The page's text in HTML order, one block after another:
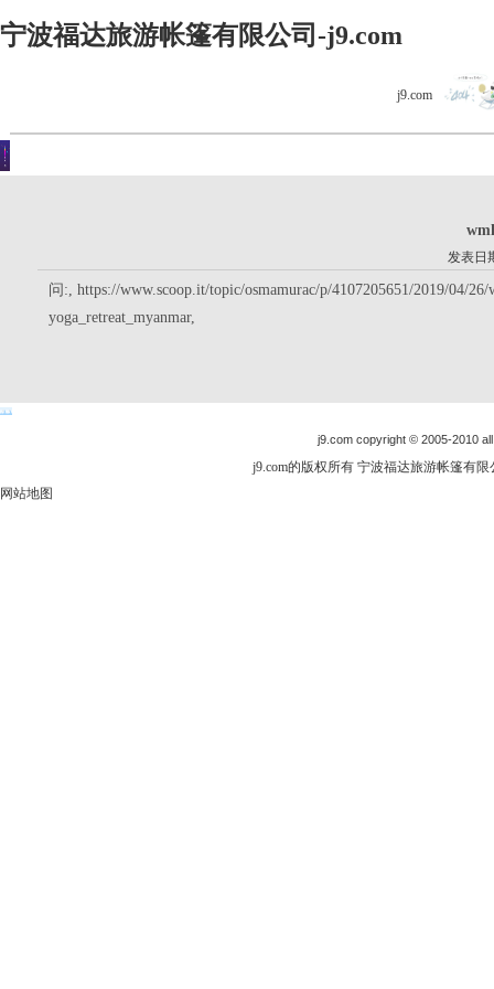
宁波福达旅游帐篷有限公司-j9.com
j9.com
发表日
问:, https://www.scoop.it/topic/osmamurac/p/4107205651/2019/04/
yoga_retreat_myanmar,
j9.com copyright © 2005-2010
j9.com的版权所有 宁波福达旅游帐篷有
网站地图